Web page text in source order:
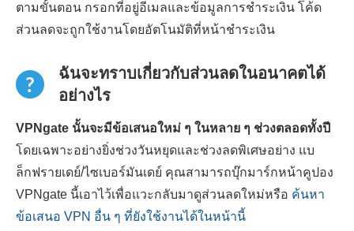
ตามขั้นตอน กรอกที่อยู่อีเมลและข้อมูลการชำระเงิน โค้ด
ส่วนลดจะถูกใช้งานโดยอัตโนมัติที่หน้าชำระเงิน
ฉันจะทราบเกี่ยวกับส่วนลดในอนาคตได้
อย่างไร
VPNgate นั้นจะมีข้อเสนอใหม่ ๆ ในหลาย ๆ ช่วงตลอดทั้งปี
โดยเฉพาะอย่างยิ่งช่วงวันหยุดและช่วงลดพิเศษอย่าง แบ
ล็กฟรายเดย์/ไซเบอร์มันเดย์ คุณสามารถบุ๊กมาร์กหน้าคูปอง
VPNgate นี้เอาไว้เพื่อแวะกลับมาดูส่วนลดใหม่หรือ ค้นหา
ข้อเสนอ VPN อื่น ๆ ที่ยังใช้งานได้ในหน้านี้